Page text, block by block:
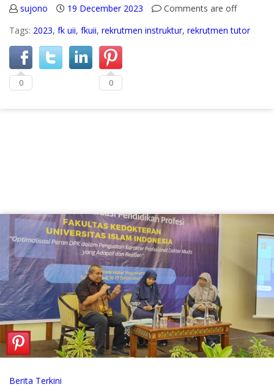
sujono 19 December 2023
Comments are off
Tags: 2023, fk uii, fkuii, rekrutmen instruktur, rekrutmen tutor
0 0
Berita Terkini